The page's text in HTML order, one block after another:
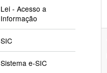
Lei - Acesso a
Informação
SIC
Sistema e-SIC